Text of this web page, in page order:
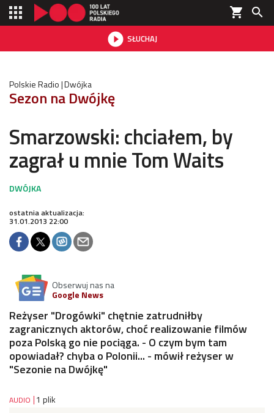
shopping_cart 
 SŁUCHAJ

Polskie Radio Dwójka
Sezon na Dwójkę
Smarzowski: chciałem, by
zagrał u mnie Tom Waits
ostatnia aktualizacja:
31.01.2013 22:00
Obserwuj nas na
Google News
Reżyser "Drogówki" chętnie zatrudniłby
zagranicznych aktorów, choć realizowanie filmów
poza Polską go nie pociąga. - O czym bym tam
opowiadał? chyba o Polonii... - mówił reżyser w
"Sezonie na Dwójkę"
AUDIO 1 plik